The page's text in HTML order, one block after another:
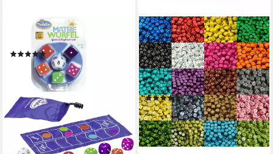
THINKFUN®
Spiel Mathe Würfel Junior
(14)
ab 13,05 € UVP15,99 €
lieferbar - in 2-3 Werktagen bei dir
WALDFELSEN
Spiel – 2-100 Spielwürfel (16
mm) aus Holz, Augenwürfel,
Würfel, Würfelset,
Spielmaterial, Verschiedene
Farben
(1)
ab 3,90 €
lieferbar - in 7-9 Werktagen bei dir
+14